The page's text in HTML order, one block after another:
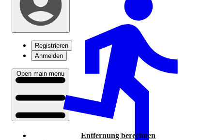
Registrieren
Anmelden
Open main menu
Entfernung berechnen